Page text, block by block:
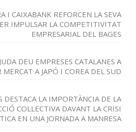
I CAIXABANK REFORCEN LA SEVA
IMPULSAR LA COMPETITIVITAT
EMPRESARIAL DEL BAGES
DEU EMPRESES CATALANES A
MERCAT A JAPÓ I COREA DEL SUD
DESTACA LA IMPORTÀNCIA DE LA
COL·LECTIVA DAVANT LA CRISI
EN UNA JORNADA A MANRESA